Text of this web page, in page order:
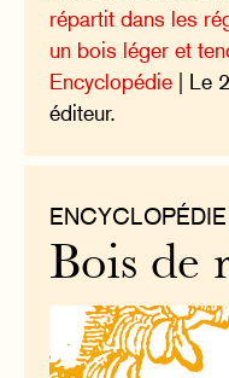
répartit dans les
un bois léger et
Encyclopédie | Le
éditeur.
ENCYCLOPÉDIE
Bois de